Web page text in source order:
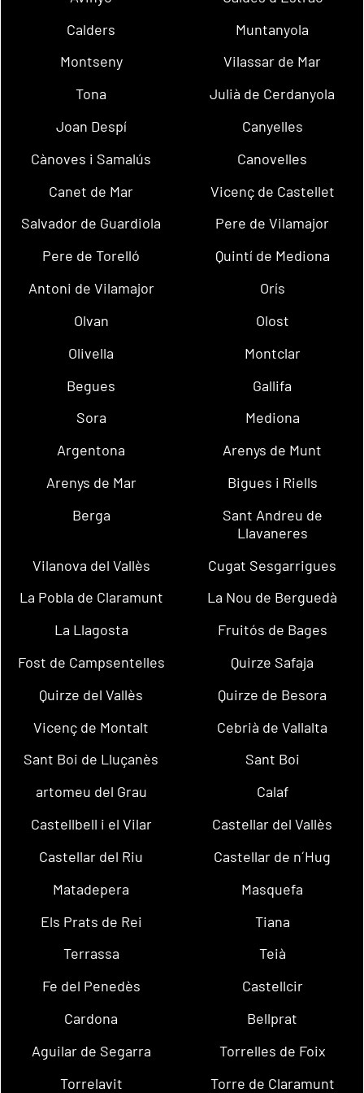
Calders
Muntanyola
Montseny
Vilassar de Mar
Tona
Julià de Cerdanyola
Joan Despí
Canyelles
Cànoves i Samalús
Canovelles
Canet de Mar
Vicenç de Castellet
Salvador de Guardiola
Pere de Vilamajor
Pere de Torelló
Quintí de Mediona
Antoni de Vilamajor
Orís
Olvan
Olost
Olivella
Montclar
Begues
Gallifa
Sora
Mediona
Argentona
Arenys de Munt
Arenys de Mar
Bigues i Riells
Berga
Sant Andreu de
Llavaneres
Vilanova del Vallès
Cugat Sesgarrigues
La Pobla de Claramunt
La Nou de Berguedà
La Llagosta
Fruitós de Bages
Fost de Campsentelles
Quirze Safaja
Quirze del Vallès
Quirze de Besora
Vicenç de Montalt
Cebrià de Vallalta
Sant Boi de Lluçanès
Sant Boi
artomeu del Grau
Calaf
Castellbell i el Vilar
Castellar del Vallès
Castellar del Riu
Castellar de n´Hug
Matadepera
Masquefa
Els Prats de Rei
Tiana
Terrassa
Teià
Fe del Penedès
Castellcir
Cardona
Bellprat
Aguilar de Segarra
Torrelles de Foix
Torrelavit
Torre de Claramunt